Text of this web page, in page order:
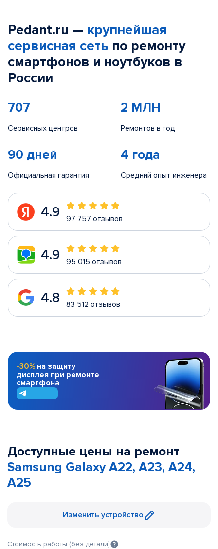
Pedant.ru — крупнейшая
сервисная сеть по ремонту
смартфонов и ноутбуков в
России
707
Сервисных центров
2 МЛН
Ремонтов в год
90 дней
Официальная гарантия
4 года
Средний опыт инженера
4.9 97 757 отзывов
4.9 95 015 отзывов
4.8 83 512 отзывов
-30% на защиту
дисплея при ремонте
смартфона
Доступные цены на ремонт
Samsung Galaxy A22, A23, A24,
A25
Изменить устройство
Стоимость работы (без детали)